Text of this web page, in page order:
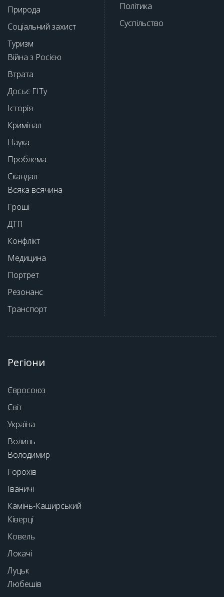
Природа
Соціальний захист
Туризм
Війна з Росією
Втрата
Досьє ГІТу
Історія
Кримінал
Наука
Проблема
Скандал
Всяка всячина
Гроші
ДТП
Конфлікт
Медицина
Портрет
Резонанс
Транспорт
Політика
Суспільство
Регіони
Євросоюз
Світ
Україна
Волинь
Володимир
Горохів
Іваничі
Камінь-Каширський
Ківерці
Ковель
Локачі
Луцьк
Любешів